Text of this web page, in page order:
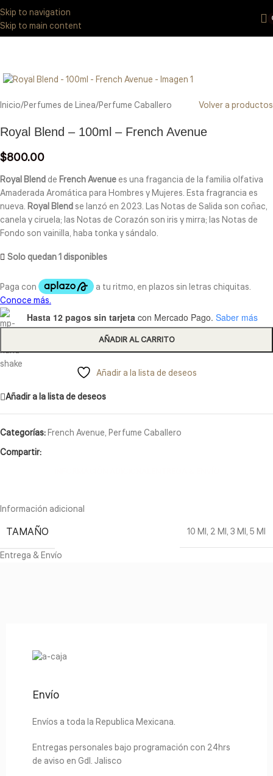
Skip to navigation
Skip to main content
Eres de GDL Utiliza el método CASABLANCA
Inicio/Perfumes de Linea/Perfume Caballero Volver a productos
Royal Blend – 100ml – French Avenue
$800.00
Royal Blend de French Avenue es una fragancia de la familia olfativa
Amaderada Aromática para Hombres y Mujeres. Esta fragrancia es
nueva. Royal Blend se lanzó en 2023. Las Notas de Salida son coñac,
canela y ciruela; las Notas de Corazón son iris y mirra; las Notas de
Fondo son vainilla, haba tonka y sándalo.
Solo quedan 1 disponibles
Hasta 12 pagos sin tarjeta con Mercado Pago. Saber más
AÑADIR AL CARRITO
Añadir a la lista de deseos
Añadir a la lista de deseos
Categorías:French Avenue, Perfume Caballero
Compartir:
Información adicional
TAMAÑO 10 Ml, 2 Ml, 3 Ml, 5 Ml
Entrega & Envío
Envío
Envíos a toda la Republica Mexicana.
Entregas personales bajo programación con 24hrs
de aviso en Gdl. Jalisco